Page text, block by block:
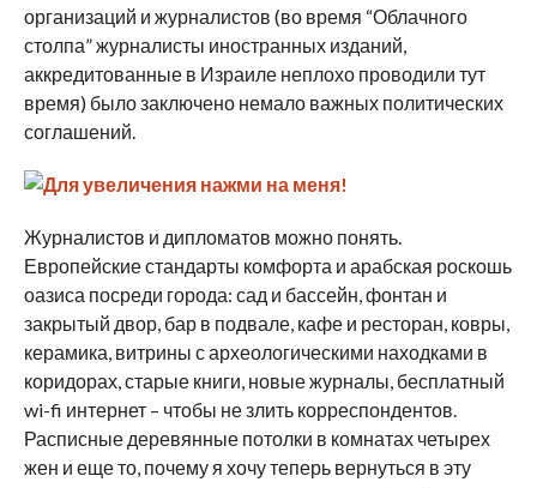
организаций и журналистов (во время “Облачного
столпа” журналисты иностранных изданий,
аккредитованные в Израиле неплохо проводили тут
время) было заключено немало важных политических
соглашений.
Журналистов и дипломатов можно понять.
Европейские стандарты комфорта и арабская роскошь
оазиса посреди города: сад и бассейн, фонтан и
закрытый двор, бар в подвале, кафе и ресторан, ковры,
керамика, витрины с археологическими находками в
коридорах, старые книги, новые журналы, бесплатный
wi-fi интернет – чтобы не злить корреспондентов.
Расписные деревянные потолки в комнатах четырех
жен и еще то, почему я хочу теперь вернуться в эту